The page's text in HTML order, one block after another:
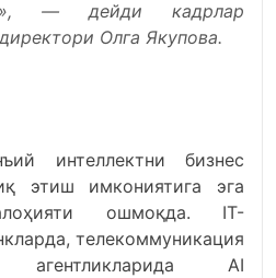
— дейди кадрлар
Олга Якупова.
интеллектни бизнес
этиш имкониятига эга
ошмоқда. IТ-
телекоммуникация
АI